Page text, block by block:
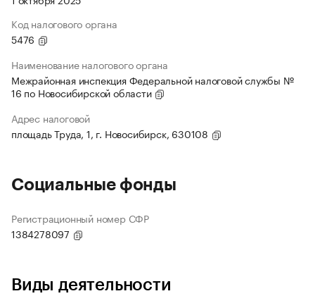
Код налогового органа
5476
Наименование налогового органа
Межрайонная инспекция Федеральной налоговой службы №
16 по Новосибирской области
Адрес налоговой
площадь Труда, 1, г. Новосибирск, 630108
Социальные фонды
Регистрационный номер СФР
1384278097
Виды деятельности